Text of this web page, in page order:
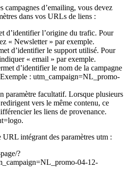
campagnes d’emailing, vous devez
dans vos URLs de liens :
d’identifier l’origine du trafic. Pour
« Newsletter » par exemple.
d’identifier le support utilisé. Pour
« email » par exemple.
d’identifier le nom de la campagne
: utm_campaign=NL_promo-
paramètre facultatif. Lorsque plusieurs
vers le même contenu, ce
les liens de provenance.
intégrant des paramètres utm :
?
04-12-